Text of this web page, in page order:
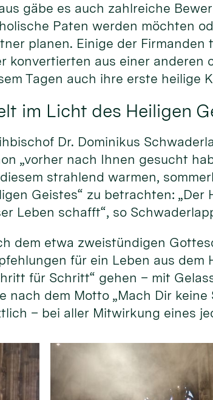
gäbe es auch zahlreiche
Paten werden möchten
planen. Einige der
konvertierten aus einer anderen
Tagen auch ihre erste heilige
im Licht des Heiligen
Dr. Dominikus
„vorher nach Ihnen gesucht
strahlend warmen,
Geistes“ zu betrachten:
Leben schafft“, so
dem etwa zweistündigen
für ein Leben aus dem
für Schritt“ gehen – mit
nach dem Motto „Mach Dir
– bei aller Mitwirkung eines